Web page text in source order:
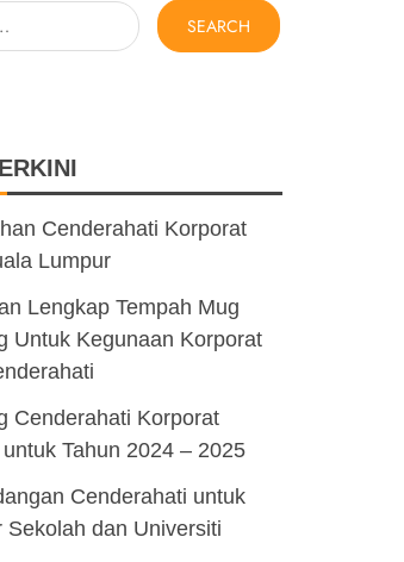
Cenderahati Korporat
Lumpur
Lengkap Tempah Mug
Untuk Kegunaan Korporat
Cenderahati Korporat
Tahun 2024 – 2025
Cenderahati untuk
Sekolah dan Universiti